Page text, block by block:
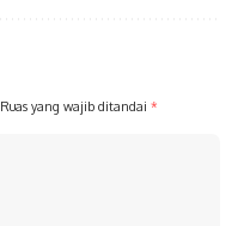
Ruas yang wajib ditandai *